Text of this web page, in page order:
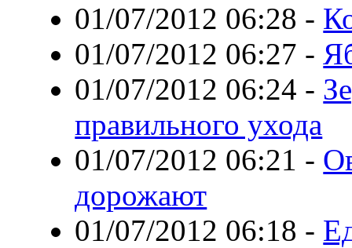
01/07/2012 06:28 -
01/07/2012 06:27 -
01/07/2012 06:24 -
правильного ухода
01/07/2012 06:21 -
дорожают
01/07/2012 06:18 -